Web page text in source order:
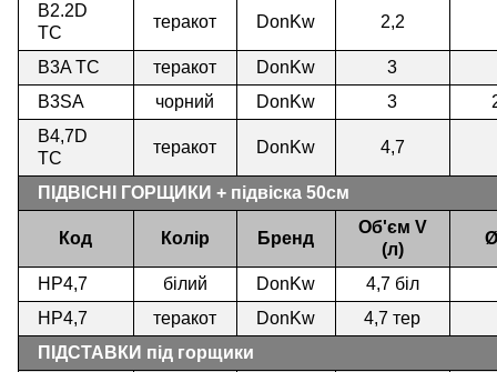
B2.2D
TC
теракот DonKw 2,2
B3A TC теракот DonKw
3
B3SA
чорний DonKw 3
B4,7D
TC
теракот DonKw 4,7
ПІДВІСНІ ГОРЩИКИ + підвіска 50см
Код Колір Бренд
Об'єм V
(л)
HP4,7 білий DonKw
4,7 біл
HP4,7
теракот DonKw
4,7 тер
ПІДСТАВКИ під горщики